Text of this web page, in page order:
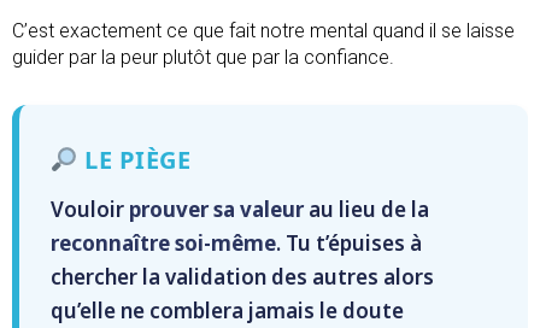
C’est exactement ce que fait notre mental quand il se laisse
guider par la peur plutôt que par la confiance.
LE PIÈGE
Vouloir prouver sa valeurau lieu de la
reconnaître soi-même. Tu t’épuises à
chercher la validation des autres alors
qu’elle ne comblera jamais le doute